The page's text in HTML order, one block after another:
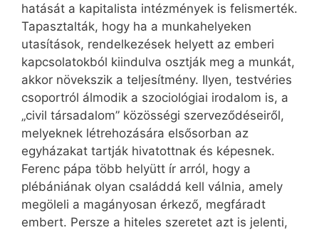
hatását a kapitalista intézmények is felismerték.
Tapasztalták, hogy ha a munkahelyeken
utasítások, rendelkezések helyett az emberi
kapcsolatokból kiindulva osztják meg a munkát,
akkor növekszik a teljesítmény. Ilyen, testvéries
csoportról álmodik a szociológiai irodalom is, a
„civil társadalom” közösségi szerveződéseiről,
melyeknek létrehozására elsősorban az
egyházakat tartják hivatottnak és képesnek.
Ferenc pápa több helyütt ír arról, hogy a
plébániának olyan családdá kell válnia, amely
megöleli a magányosan érkező, megfáradt
embert. Persze a hiteles szeretet azt is jelenti,